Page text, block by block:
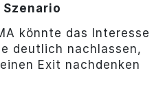
könnte das Interesse
deutlich nachlassen,
Exit nachdenken